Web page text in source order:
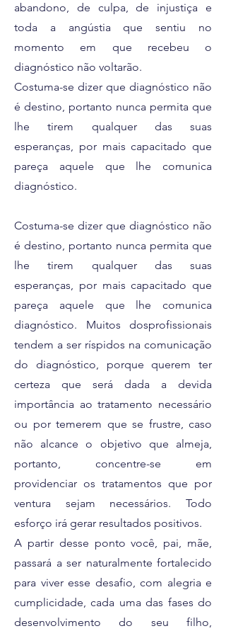
abandono, de culpa, de injustiça e
toda a angústia que sentiu no
momento em que recebeu o
diagnóstico não voltarão.
Costuma-se dizer que diagnóstico não
é destino, portanto nunca permita que
lhe tirem qualquer das suas
esperanças, por mais capacitado que
pareça aquele que lhe comunica
diagnóstico.
Costuma-se dizer que diagnóstico não
é destino, portanto nunca permita que
lhe tirem qualquer das suas
esperanças, por mais capacitado que
pareça aquele que lhe comunica
diagnóstico. Muitos dosprofissionais
tendem a ser ríspidos na comunicação
do diagnóstico, porque querem ter
certeza que será dada a devida
importância ao tratamento necessário
ou por temerem que se frustre, caso
não alcance o objetivo que almeja,
portanto, concentre-se em
providenciar os tratamentos que por
ventura sejam necessários. Todo
esforço irá gerar resultados positivos.
A partir desse ponto você, pai, mãe,
passará a ser naturalmente fortalecido
para viver esse desafio, com alegria e
cumplicidade, cada uma das fases do
desenvolvimento do seu filho,